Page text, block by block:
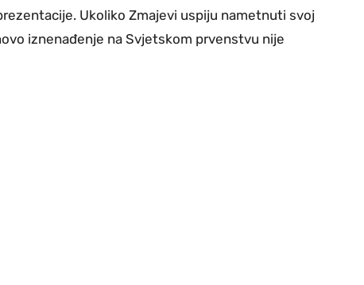
Ukoliko Zmajevi uspiju nametnuti svoj
iznenađenje na Svjetskom prvenstvu nije